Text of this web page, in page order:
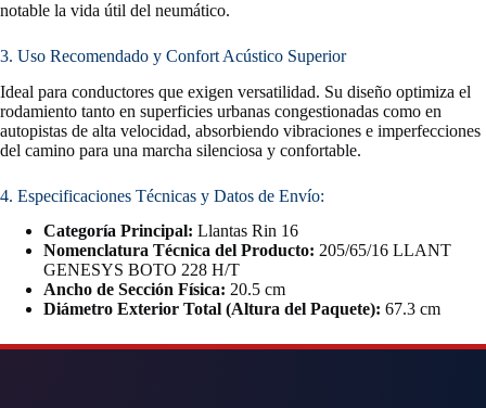
notable la vida útil del neumático.
3. Uso Recomendado y Confort Acústico Superior
Ideal para conductores que exigen versatilidad. Su diseño optimiza el
rodamiento tanto en superficies urbanas congestionadas como en
autopistas de alta velocidad, absorbiendo vibraciones e imperfecciones
del camino para una marcha silenciosa y confortable.
4. Especificaciones Técnicas y Datos de Envío:
Categoría Principal: Llantas Rin 16
Nomenclatura Técnica del Producto: 205/65/16 LLANT
GENESYS BOTO 228 H/T
Ancho de Sección Física: 20.5 cm
Diámetro Exterior Total (Altura del Paquete): 67.3 cm